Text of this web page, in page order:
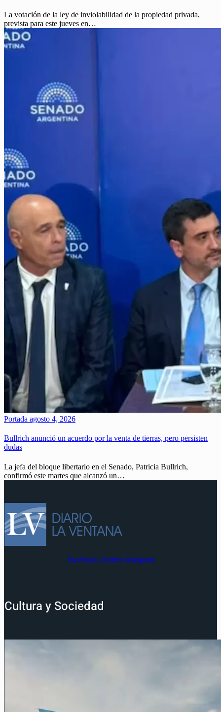
La votación de la ley de inviolabilidad de la propiedad privada,
prevista para este jueves en…
Portada agosto 4, 2026
Bullrich anunció un acuerdo por la venta de tierras, pero persisten
dudas
La jefa del bloque libertario en el Senado, Patricia Bullrich,
confirmó este martes que alcanzó un…
Facebook Twitter Instagram
Cultura y Sociedad